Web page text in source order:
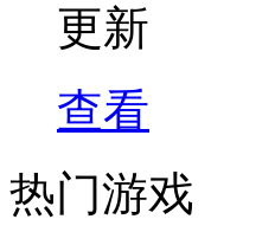
更新
查看
热门游戏